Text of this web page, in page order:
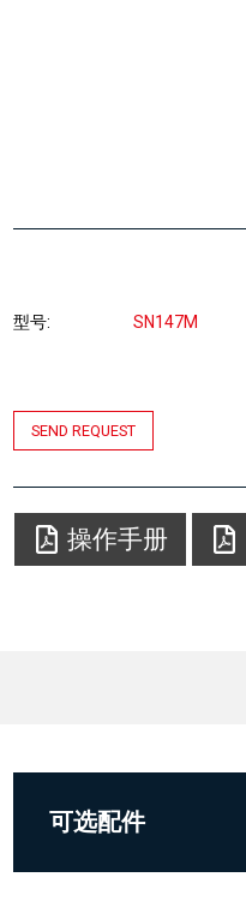
型号 SN147M
SEND REQUEST
操作手册
可选配件